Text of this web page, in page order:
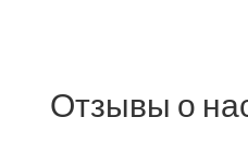
Отзывы о